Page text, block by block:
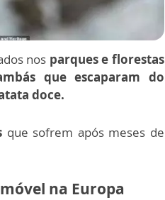
nos parques e florestas
que escaparam do
doce.
que sofrem após meses de
na Europa